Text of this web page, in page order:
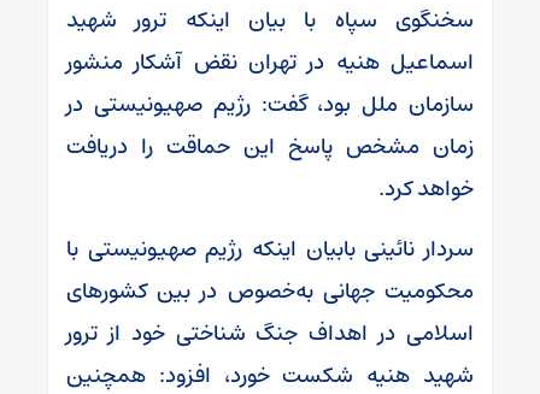
سخنگوی سپاه با بیان اینکه ترور شهید
اسماعیل هنیه در تهران نقض آشکار منشور
سازمان ملل بود، گفت: رژیم صهیونیستی در
زمان مشخص پاسخ این حماقت را دریافت
خواهد کرد.
سردار نائینی بابیان اینکه رژیم صهیونیستی با
محکومیت جهانی به‌خصوص در بین کشور‌های
اسلامی در اهداف جنگ شناختی خود از ترور
شهید هنیه شکست خورد، افزود: همچنین